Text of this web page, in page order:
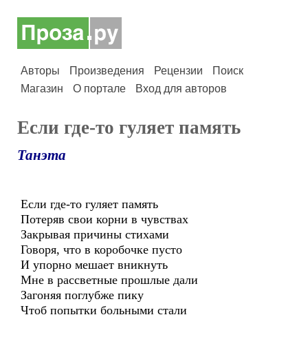
Авторы Произведения Рецензии
Поиск
Магазин
О портале Вход для авторов
Если где-то гуляет память
Танэта
Если где-то гуляет память
Потеряв свои корни в чувствах
Закрывая причины стихами
Говоря, что в коробочке пусто
И упорно мешает вникнуть
Мне в рассветные прошлые дали
Загоняя поглубже пику
Чтоб попытки больными стали